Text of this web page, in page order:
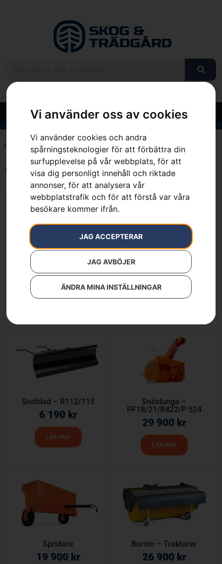
Vi använder oss av cookies
Vi använder cookies och andra
spårningsteknologier för att förbättra din
surfupplevelse på vår webbplats, för att
visa dig personligt innehåll och riktade
annonser, för att analysera vår
webbplatstrafik och för att förstå var våra
besökare kommer ifrån.
JAG ACCEPTERAR
JAG AVBÖJER
ÄNDRA MINA INSTÄLLNINGAR
Hem 100 cm
Visar alla 11 resultat
22 900kr 7 490kr
Snöblad – R112/115
6 190 kr
Läs mer
Snöslunga –
PF18/21/R422/P 524
29 900 kr
Läs mer
Spridare
19 900 kr
Borste – Traktorer
26 900 kr